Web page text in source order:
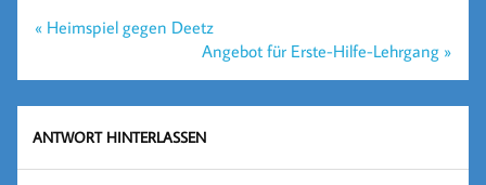
Beitragsnavigation
« Heimspiel gegen Deetz
Angebot für Erste-Hilfe-Lehrgang »
ANTWORT HINTERLASSEN